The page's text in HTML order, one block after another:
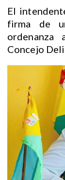
El
firma de
ordenanza
Concejo